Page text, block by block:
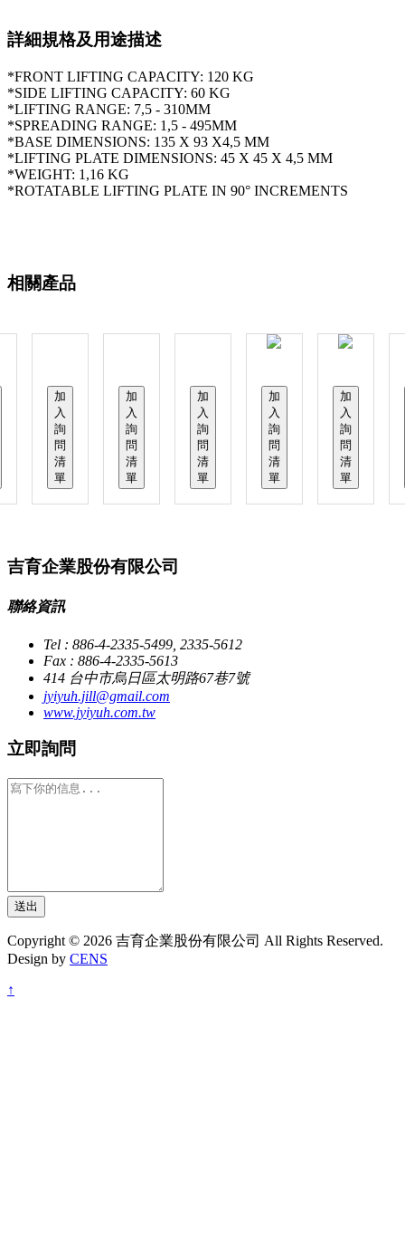
詳細規格及用途描述
*FRONT LIFTING CAPACITY: 120 KG
*SIDE LIFTING CAPACITY: 60 KG
*LIFTING RANGE: 7,5 - 310MM
*SPREADING RANGE: 1,5 - 495MM
*BASE DIMENSIONS: 135 X 93 X4,5 MM
*LIFTING PLATE DIMENSIONS: 45 X 45 X 4,5 MM
*WEIGHT: 1,16 KG
*ROTATABLE LIFTING PLATE IN 90° INCREMENTS
相關產品
加
入
詢
問
清
單
加
入
詢
問
清
單
加
入
詢
問
清
單
加
入
詢
問
清
單
加
入
詢
問
清
單
吉育企業股份有限公司
聯絡資訊
Tel : 886-4-2335-5499, 2335-5612
Fax : 886-4-2335-5613
414 台中市烏日區太明路67巷7號
jyiyuh.jill@gmail.com
www.jyiyuh.com.tw
立即詢問
送出
Copyright © 2026 吉育企業股份有限公司 All Rights Reserved.
Design by CENS
↑